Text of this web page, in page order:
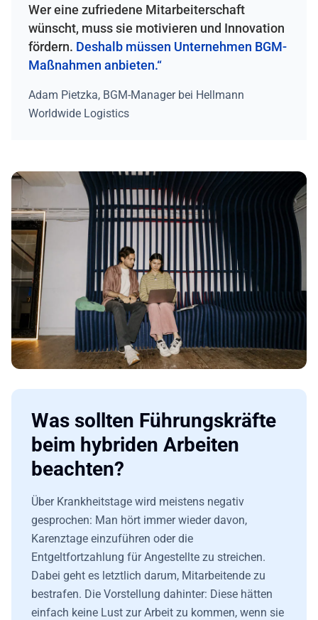
Wer eine zufriedene Mitarbeiterschaft
wünscht, muss sie motivieren und Innovation
fördern. Deshalb müssen Unternehmen BGM-
Maßnahmen anbieten.“
Adam Pietzka, BGM-Manager bei Hellmann
Worldwide Logistics
Was sollten Führungskräfte
beim hybriden Arbeiten
beachten?
Über Krankheitstage wird meistens negativ
gesprochen: Man hört immer wieder davon,
Karenztage einzuführen oder die
Entgeltfortzahlung für Angestellte zu streichen.
Dabei geht es letztlich darum, Mitarbeitende zu
bestrafen. Die Vorstellung dahinter: Diese hätten
einfach keine Lust zur Arbeit zu kommen, wenn sie